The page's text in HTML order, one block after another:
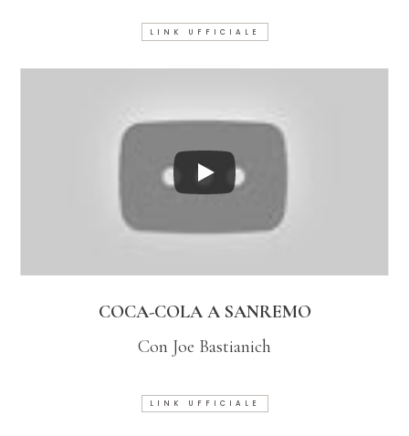
LINK UFFICIALE
COCA-COLA A SANREMO
Con Joe Bastianich
LINK UFFICIALE